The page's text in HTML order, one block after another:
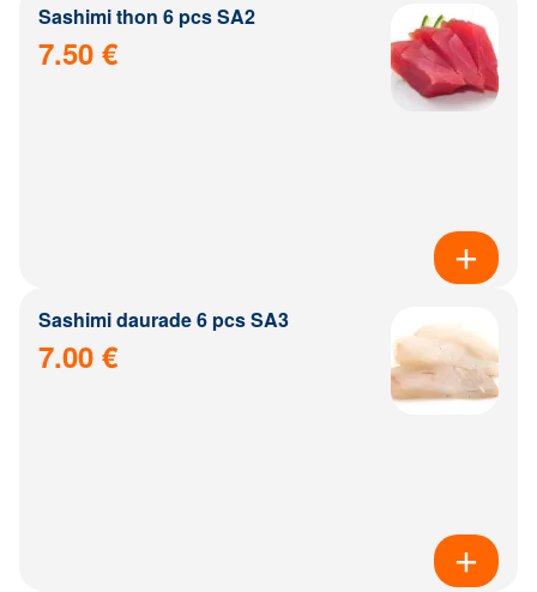
Sashimi thon 6 pcs SA2
7.50 €
Sashimi daurade 6 pcs SA3
7.00 €